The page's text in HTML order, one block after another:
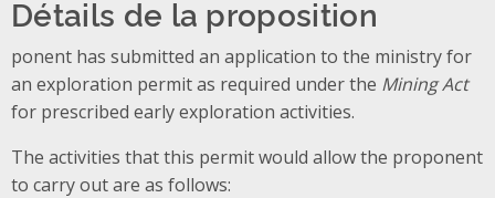
Détails de la proposition
ponent has submitted an application to the ministry for
an exploration permit as required under the Mining Act
for prescribed early exploration activities.
The activities that this permit would allow the proponent
to carry out are as follows: